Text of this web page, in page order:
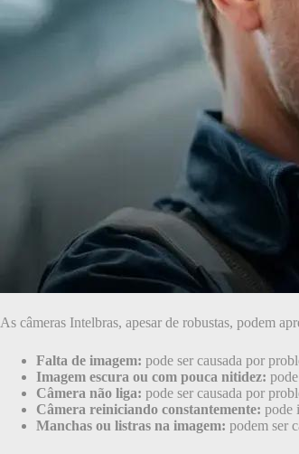
As câmeras Intelbras, apesar de robustas, podem
Falta de imagem: pode ser causada por
Imagem escura ou com pouca nitidez:
Câmera não liga: pode ser causada por
Câmera reiniciando constantemente: pode
Manchas ou listras na imagem: podem ser